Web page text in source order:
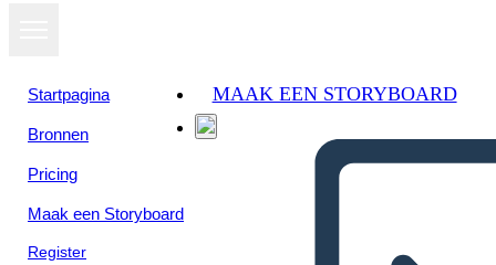
Startpagina
Bronnen
Pricing
Maak een Storyboard
Register
MAAK EEN STORYBOARD